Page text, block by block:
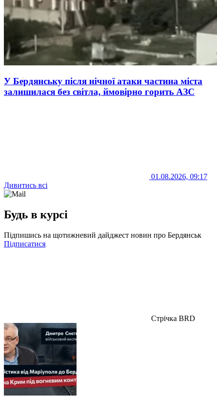
У Бердянську після нічної атаки частина міста
залишилася без світла, ймовірно горить АЗС
01.08.2026, 09:17
Дивитись всі
Будь в курсі
Підпишись на щотижневий дайджест новин про Бердянськ
Підписатися
Стрічка BRD